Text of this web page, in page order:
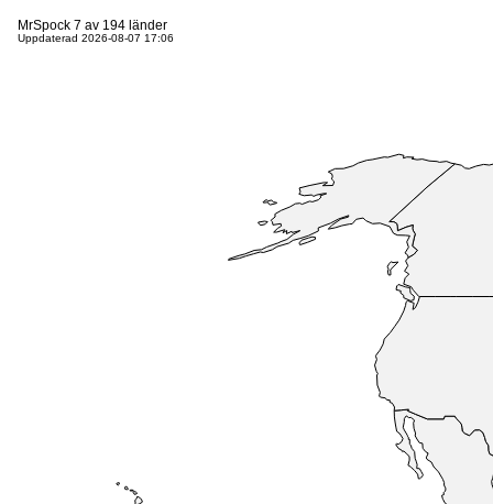
MrSpock 7 av 194 länder
Uppdaterad 2026-08-07 17:06